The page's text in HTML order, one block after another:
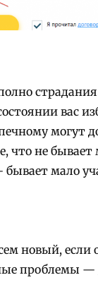
вас
могут
что не бывает
мало
новый, если
проблемы —